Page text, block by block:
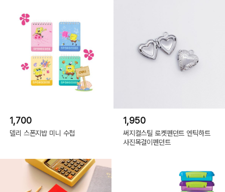
1,700
델리 스폰지밥 미니 수첩
1,950
써지컬스틸 로켓펜던트 엔틱하트
사진목걸이펜던트